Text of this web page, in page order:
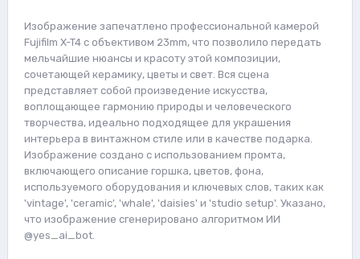
Изображение запечатлено профессиональной камерой
Fujifilm X-T4 с объективом 23mm, что позволило передать
мельчайшие нюансы и красоту этой композиции,
сочетающей керамику, цветы и свет. Вся сцена
представляет собой произведение искусства,
воплощающее гармонию природы и человеческого
творчества, идеально подходящее для украшения
интерьера в винтажном стиле или в качестве подарка.
Изображение создано с использованием промта,
включающего описание горшка, цветов, фона,
используемого оборудования и ключевых слов, таких как
'vintage', 'ceramic', 'whale', 'daisies' и 'studio setup'. Указано,
что изображение сгенерировано алгоритмом ИИ
@yes_ai_bot.